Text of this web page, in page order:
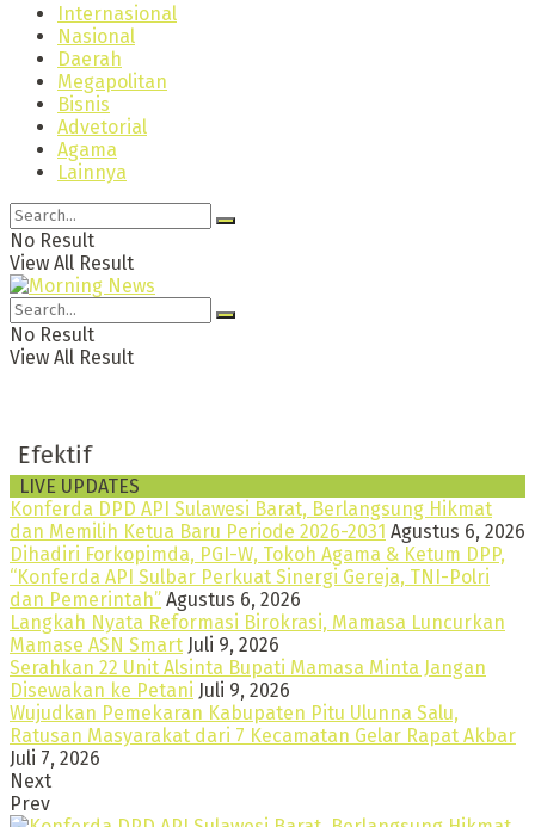
Internasional
Nasional
Daerah
Megapolitan
Bisnis
Advetorial
Agama
Lainnya
No Result
View All Result
No Result
View All Result
LIVE UPDATES
Konferda DPD API Sulawesi Barat, Berlangsung Hikmat
dan Memilih Ketua Baru Periode 2026-2031 Agustus 6, 2026
Dihadiri Forkopimda, PGI-W, Tokoh Agama & Ketum DPP,
“Konferda API Sulbar Perkuat Sinergi Gereja, TNI-Polri
dan Pemerintah” Agustus 6, 2026
Langkah Nyata Reformasi Birokrasi, Mamasa Luncurkan
Mamase ASN Smart Juli 9, 2026
Serahkan 22 Unit Alsinta Bupati Mamasa Minta Jangan
Disewakan ke Petani Juli 9, 2026
Wujudkan Pemekaran Kabupaten Pitu Ulunna Salu,
Ratusan Masyarakat dari 7 Kecamatan Gelar Rapat Akbar
Juli 7, 2026
Next
Prev